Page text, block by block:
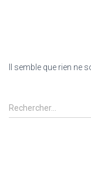
Il semble que rien ne
Rechercher :
Rechercher…